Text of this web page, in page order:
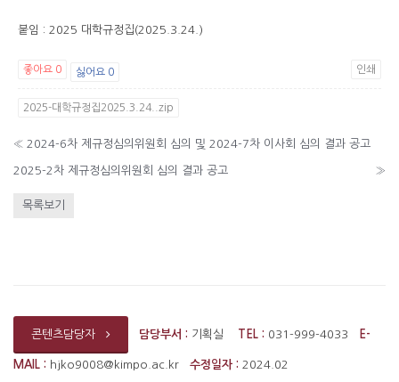
붙임 : 2025 대학규정집(2025.3.24.)
좋아요 0 싫어요 0 인쇄
2025-대학규정집2025.3.24..zip
« 2024-6차 제규정심의위원회 심의 및 2024-7차 이사회 심의 결과 공고
2025-2차 제규정심의위원회 심의 결과 공고 »
목록보기
콘텐츠담당자 담당부서 : 기획실 TEL : 031-999-4033 E-
MAIL : hjko9008@kimpo.ac.kr 수정일자 : 2024.02